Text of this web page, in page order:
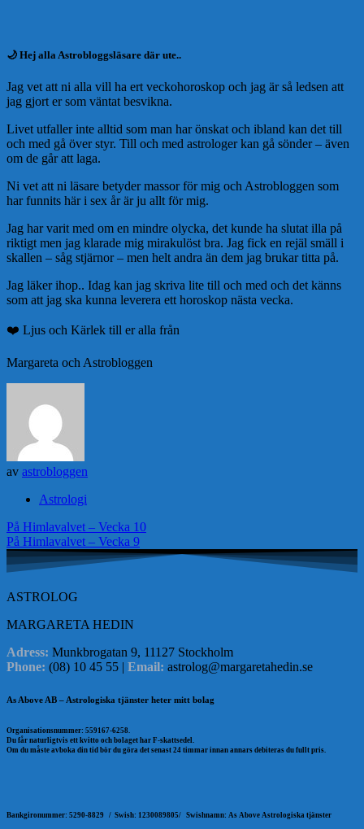
🌙 Hej alla Astrobloggsläsare där ute..
Jag vet att ni alla vill ha ert veckohoroskop och jag är så ledsen att
jag gjort er som väntat besvikna.
Livet utfaller inte alltid som man har önskat och ibland kan det till
och med gå över styr. Till och med astrologer kan gå sönder – även
om de går att laga.
Ni vet att ni läsare betyder massor för mig och Astrobloggen som
har funnits här i sex år är ju allt för mig.
Jag har varit med om en mindre olycka, det kunde ha slutat illa på
riktigt men jag klarade mig mirakulöst bra. Jag fick en rejäl smäll i
skallen – såg stjärnor – men helt andra än dem jag brukar titta på.
Jag läker ihop.. Idag kan jag skriva lite till och med och det känns
som att jag ska kunna leverera ett horoskop nästa vecka.
❤️ Ljus och Kärlek till er alla från
Margareta och Astrobloggen
av astrobloggen
Astrologi
Inläggsnavigering
På Himlavalvet – Vecka 10
På Himlavalvet – Vecka 9
ASTROLOG
MARGARETA HEDIN
Adress: Munkbrogatan 9, 11127 Stockholm
Phone: (08) 10 45 55 | Email: astrolog@margaretahedin.se
As Above AB – Astrologiska tjänster heter mitt bolag
Organisationsnummer: 559167-6258.
Du får naturligtvis ett kvitto och bolaget har F-skattsedel.
Om du måste avboka din tid bör du göra det senast 24 timmar innan annars debiteras du fullt pris.
Bankgironummer: 5290-8829 / Swish: 1230089805/ Swishnamn: As Above Astrologiska tjänster